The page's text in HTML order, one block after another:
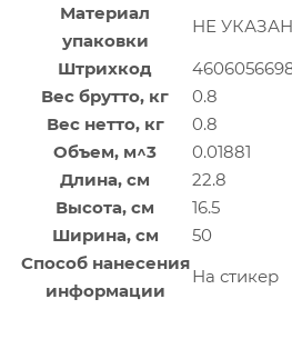
Материал
упаковки
НЕ УКАЗАН
Штрихкод
Вес брутто, кг
0.8
Вес нетто, кг
0.8
Объем, м^3
0.01881
Длина, см
22.8
Высота, см
16.5
Ширина, см
50
Способ нанесения
информации
На стикер